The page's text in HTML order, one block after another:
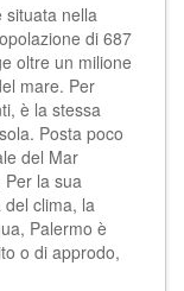
situata nella
di 687
oltre un milione
mare. Per
è la stessa
Posta poco
del Mar
la sua
clima, la
Palermo è
o di approdo,